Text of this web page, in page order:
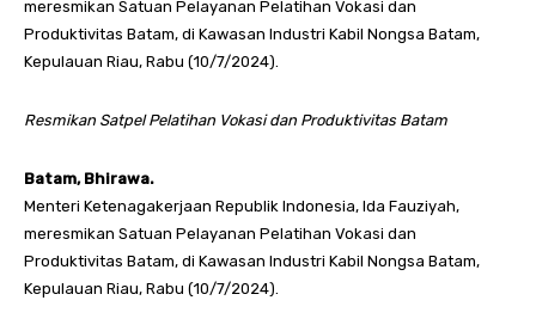
meresmikan Satuan Pelayanan Pelatihan Vokasi dan
Produktivitas Batam, di Kawasan Industri Kabil Nongsa Batam,
Kepulauan Riau, Rabu (10/7/2024).
Resmikan Satpel Pelatihan Vokasi dan Produktivitas Batam
Batam, Bhirawa.
Menteri Ketenagakerjaan Republik Indonesia, Ida Fauziyah,
meresmikan Satuan Pelayanan Pelatihan Vokasi dan
Produktivitas Batam, di Kawasan Industri Kabil Nongsa Batam,
Kepulauan Riau, Rabu (10/7/2024).